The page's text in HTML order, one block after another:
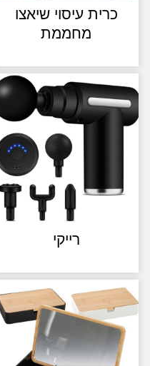
עיסוי שיאצו
מחממת